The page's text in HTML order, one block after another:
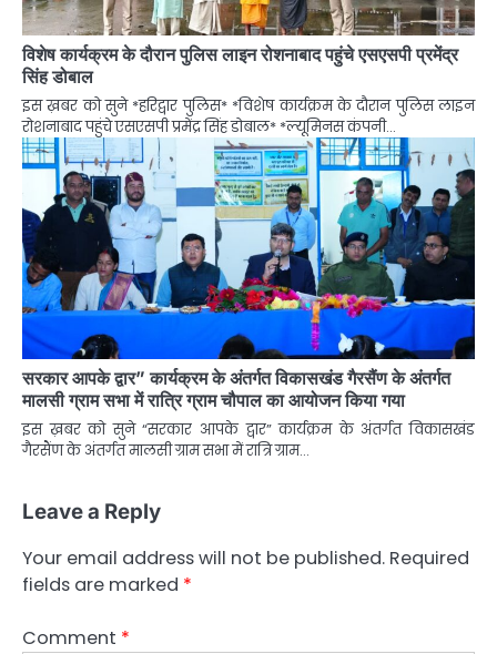
विशेष कार्यक्रम के दौरान पुलिस लाइन रोशनाबाद पहुंचे एसएसपी प्रमेंद्र
सिंह डोबाल
इस ख़बर को सुने *हरिद्वार पुलिस* *विशेष कार्यक्रम के दौरान पुलिस लाइन
रोशनाबाद पहुंचे एसएसपी प्रमेंद्र सिंह डोबाल* *ल्यूमिनस कंपनी…
सरकार आपके द्वार” कार्यक्रम के अंतर्गत विकासखंड गैरसैंण के अंतर्गत
मालसी ग्राम सभा में रात्रि ग्राम चौपाल का आयोजन किया गया
इस ख़बर को सुने “सरकार आपके द्वार” कार्यक्रम के अंतर्गत विकासखंड
गैरसैंण के अंतर्गत मालसी ग्राम सभा में रात्रि ग्राम…
Leave a Reply
Your email address will not be published. Required
fields are marked *
Comment *